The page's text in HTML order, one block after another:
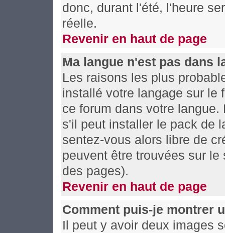
donc, durant l'été, l'heure
réelle.
Revenir en haut de page
Ma langue n'est pas dans
Les raisons les plus
installé votre langage sur le
ce forum dans votre
s'il peut installer le pack de
sentez-vous alors libre de
peuvent être trouvées sur
des pages).
Revenir en haut de page
Comment puis-je montrer
Il peut y avoir deux images